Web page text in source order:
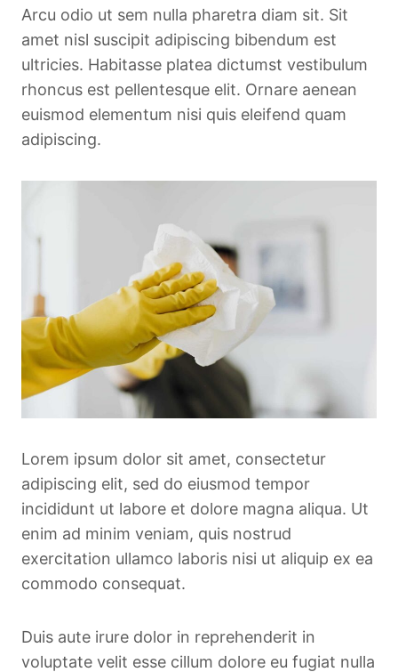
Arcu odio ut sem nulla pharetra diam sit. Sit
amet nisl suscipit adipiscing bibendum est
ultricies. Habitasse platea dictumst vestibulum
rhoncus est pellentesque elit. Ornare aenean
euismod elementum nisi quis eleifend quam
adipiscing.
Lorem ipsum dolor sit amet, consectetur
adipiscing elit, sed do eiusmod tempor
incididunt ut labore et dolore magna aliqua. Ut
enim ad minim veniam, quis nostrud
exercitation ullamco laboris nisi ut aliquip ex ea
commodo consequat.
Duis aute irure dolor in reprehenderit in
voluptate velit esse cillum dolore eu fugiat nulla